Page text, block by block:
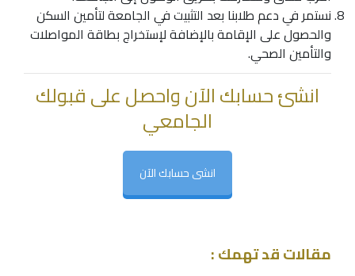
نستمر في دعم طلابنا بعد التثبيت في الجامعة لتأمين السكن
والحصول على الإقامة بالإضافة لإستخراج بطاقة المواصلات
والتأمين الصحي.
انشئ حسابك الآن واحصل على قبولك
الجامعي
انشى حسابك الآن
مقالات قد تهمك :